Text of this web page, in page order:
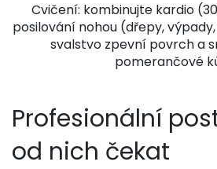
Cvičení: kombinujte kardio
posilování nohou (dřepy,
svalstvo zpevní povrch a
pomerančové
Profesionální
od nich čekat